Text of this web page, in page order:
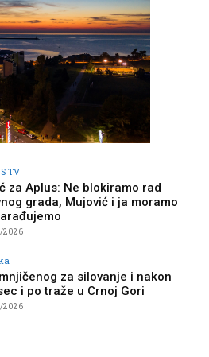
TV
za Aplus: Ne blokiramo rad
grada, Mujović i ja moramo
2026
za silovanje i nakon
i po traže u Crnoj Gori
2026